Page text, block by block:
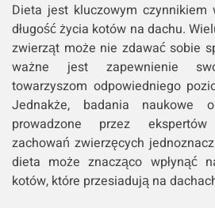
Dieta jest kluczowym czynnikiem
długość życia kotów na dachu.
zwierząt może nie zdawać sobie
ważne jest zapewnienie
towarzyszom odpowiedniego
Jednakże, badania naukowe
prowadzone przez
zachowań zwierzęcych
dieta może znacząco wpłynąć
kotów, które przesiadują na